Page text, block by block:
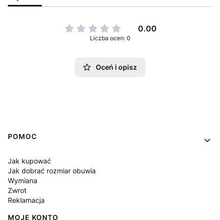
0.00
Liczba ocen: 0
Oceń i opisz
Linki w stopce
POMOC
Jak kupować
Jak dobrać rozmiar obuwia
Wymiana
Zwrot
Reklamacja
MOJE KONTO